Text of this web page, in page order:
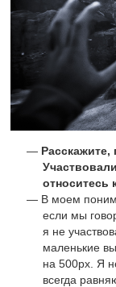
Расскажите,
относитесь
В моем
если мы
я не
маленькие
на 500px. Я
всегда